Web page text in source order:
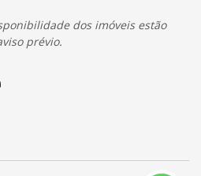
dos imóveis estão
prévio.